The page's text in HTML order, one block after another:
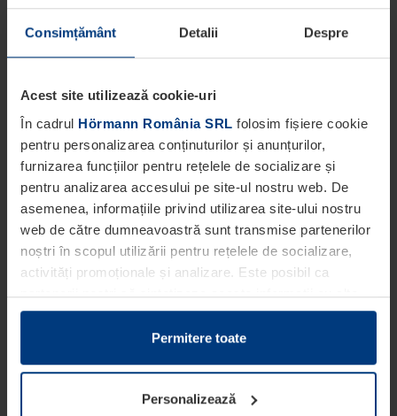
Consimțământ Detalii Despre
Acest site utilizează cookie-uri
În cadrul Hörmann România SRL folosim fișiere cookie
pentru personalizarea conținuturilor și anunțurilor,
furnizarea funcțiilor pentru rețelele de socializare și
pentru analizarea accesului pe site-ul nostru web. De
asemenea, informațiile privind utilizarea site-ului nostru
web de către dumneavoastră sunt transmise partenerilor
noștri în scopul utilizării pentru rețelele de socializare,
activități promoționale și analizare. Este posibil ca
partenerii noștri să sintetizeze aceste informații cu alte
date pe care dumneavoastră le-ați pus la dispoziția
acestora ori care au fost colectate în cadrul utilizării
Din punct de vedere legal, putem stoca fișiere cookie pe
dispozitivul dumneavoastră în cazul în care acestea sunt
Permitere toate
Personalizează